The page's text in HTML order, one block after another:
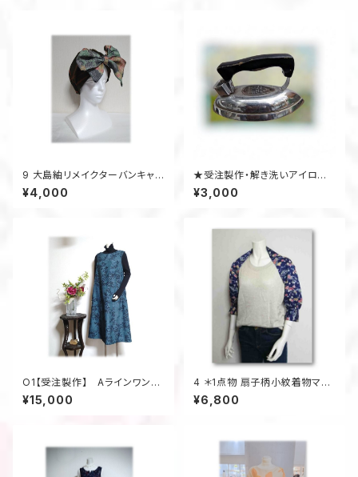
9 大島紬リメイクターバンキャッ
プ（オリーブグリーン×マルチ）
¥4,000
★受注製作・解き洗いアイロン
工賃★ 着物アップサイクル
¥3,000
O1【受注製作】 Aラインワンピ
ース ジャンスカ 着物アップ
サイクル
¥15,000
4 ＊1点物 扇子柄小紋着物マー
ガレット
¥6,800